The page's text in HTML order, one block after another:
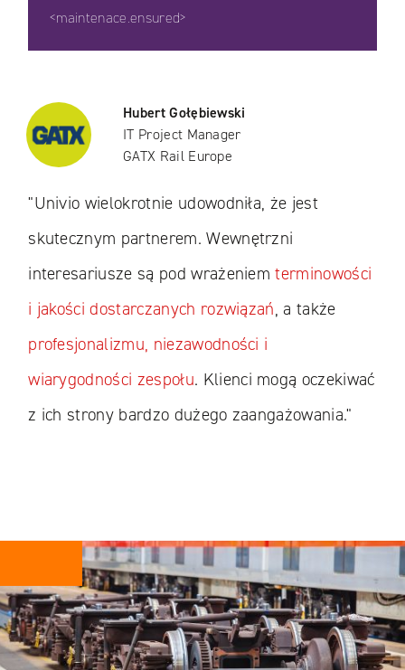
<maintenace.ensured>
Hubert Gołębiewski
IT Project Manager
GATX Rail Europe
"Univio wielokrotnie udowodniła, że jest
skutecznym partnerem. Wewnętrzni
interesariusze są pod wrażeniemterminowości
i jakości dostarczanych rozwiązań, a także
profesjonalizmu, niezawodności i
wiarygodności zespołu. Klienci mogą oczekiwać
z ich strony bardzo dużego zaangażowania."